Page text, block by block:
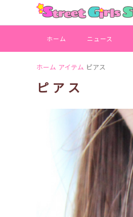
ホーム ニュース
ホーム アイテム ピアス
ピアス